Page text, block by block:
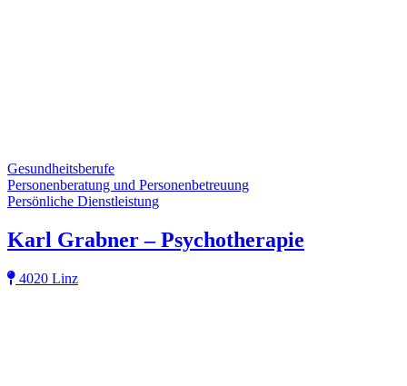
Gesundheitsberufe
Personenberatung und Personenbetreuung
Persönliche Dienstleistung
Karl Grabner – Psychotherapie
4020 Linz